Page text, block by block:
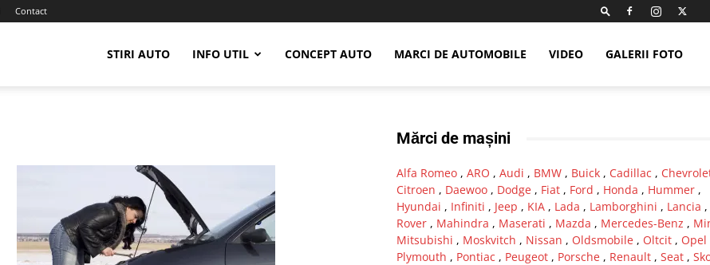
Contact
STIRI AUTO INFO UTIL CONCEPT AUTO MARCI DE AUTOMOBILE VIDEO GALERII FOTO
Mărci de mașini
Alfa Romeo, ARO , Audi , BMW, Buick, Cadillac ,
Citroen , Daewoo, Dodge, Fiat, Ford , Honda , Hummer,
Hyundai , Infiniti , Jeep , KIA, Lada , Lamborghini , Lancia ,
Rover, Mahindra , Maserati , Mazda , Mercedes-Benz ,
Mitsubishi , Moskvitch , Nissan , Oldsmobile, Oltcit, Opel
Plymouth , Pontiac , Peugeot, Porsche, Renault, Seat,